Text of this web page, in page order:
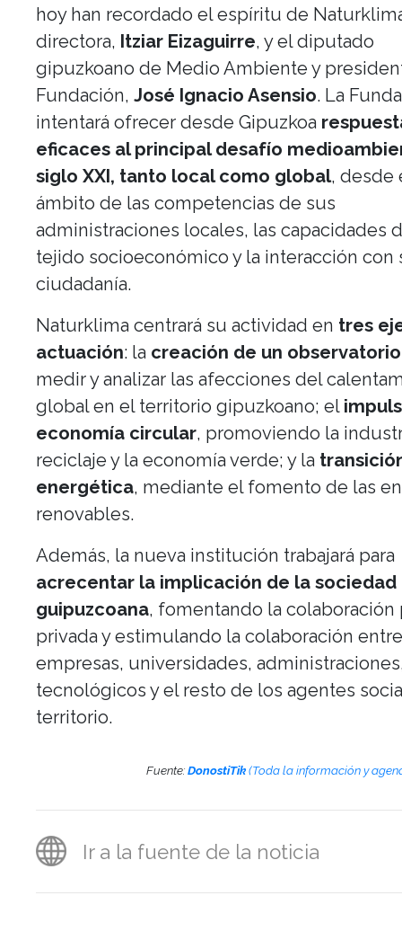
hoy han recordado el espíritu de
directora, Itziar Eizaguirre, y el diputado
gipuzkoano de Medio Ambiente y
Fundación,José Ignacio Asensio. La
intentará ofrecer desde Gipuzkoa
eficaces al principal desafío
siglo XXI, tanto local como global, desde
ámbito de las competencias de sus
administraciones locales, las capacidades
tejido socioeconómico y la interacción con
ciudadanía.
Naturklima centrará su actividad en tres
actuación: la creación de un observatorio
medir y analizar las afecciones del
global en el territorio gipuzkoano; el
economía circular, promoviendo la
reciclaje y la economía verde; y la
energética, mediante el fomento de las
renovables.
Además, la nueva institución trabajará para
acrecentar la implicación de la sociedad
guipuzcoana, fomentando la
privada y estimulando la colaboración
empresas, universidades,
tecnológicos y el resto de los agentes
territorio.
Fuente:DonostiTik(Toda la información y
Ir a la fuente de la noticia